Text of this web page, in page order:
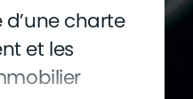
charte
et les